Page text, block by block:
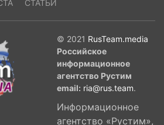
СТАТЬИ
© 2021 RusTeam.media
Российское
информационное
агентство Рустим
email: ria@rus.team.
Информационное
агентство «Рустим»,